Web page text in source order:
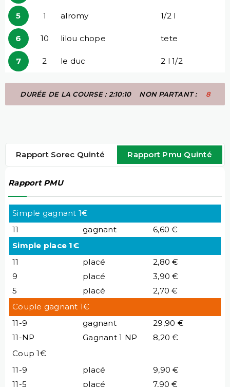
5 1 alromy 1/2 l
6 10 lilou chope tete
7 2 le duc 2 l 1/2
DURÉE DE LA COURSE : 2:10:10 NON PARTANT : 8
Rapport Sorec Quinté Rapport Pmu Quinté
Rapport PMU
Simple gagnant 1€
11
gagnant
6,60 €
Simple place 1€
11
placé
2,80 €
9
placé
3,90 €
5
placé
2,70 €
Couple gagnant 1€
11-9
gagnant
29,90 €
11-NP
Gagnant 1 NP
8,20 €
Coup 1€
11-9
placé
9,90 €
11-5
placé 7,90 €